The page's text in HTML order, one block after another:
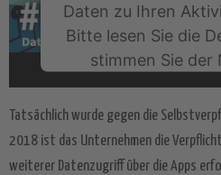
Daten zu Ihren
Bitte lesen Sie die
stimmen Sie der
Service zu, um
Mehr
Tatsächlich wurde gegen die
2018 ist das Unternehmen die
weiterer Datenzugriff über die Apps